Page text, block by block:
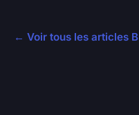
← Voir tous les articles